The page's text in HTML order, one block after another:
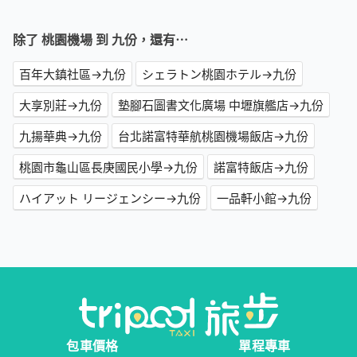
除了 桃園機場 到 九份，還有⋯
百年大鎮社區→九份
シェラトン桃園ホテル→九份
大享別莊→九份
墊腳石圖書文化廣場 中壢旗艦店→九份
九揚華典→九份
台北諾富特華航桃園機場飯店→九份
桃園市龜山區長庚國民小學→九份
諾富特飯店→九份
ハイアット リージェンシー→九份
一品軒小館→九份
包車價格
單程專車